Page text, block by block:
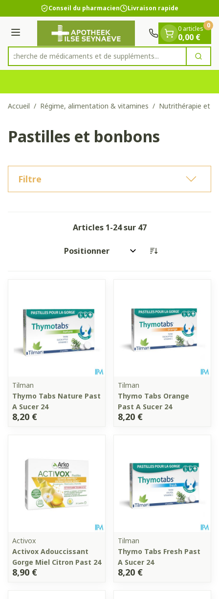
Aller au contenu
1 de 1
Conseil du pharmacien Livraison rapide
Menu
Rechercher
Recherche de médicaments et de suppléments
0 articles
0,00 €
0
Accueil / Régime, alimentation & vitamines / Nutrithérapie et
Pastilles et bonbons
Filtre
Articles 1-24sur 47
Trier par:
Tilman
Thymo Tabs Nature Past
A Sucer 24
8,20 €
Tilman
Thymo Tabs Orange
Past A Sucer 24
8,20 €
Activox
Activox Adouccissant
Gorge Miel Citron Past 24
8,90 €
Tilman
Thymo Tabs Fresh Past
A Sucer 24
8,20 €